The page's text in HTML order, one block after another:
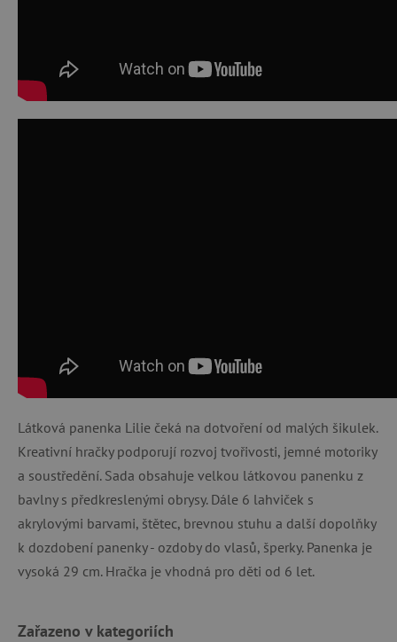
Látková panenka Lilie čeká na dotvoření od malých šikulek.
Kreativní hračky podporují rozvoj tvořivosti, jemné motoriky
a soustředění. Sada obsahuje velkou látkovou panenku z
bavlny s předkreslenými obrysy. Dále 6 lahviček s
akrylovými barvami, štětec, brevnou stuhu a další dopolňky
k dozdobení panenky - ozdoby do vlasů, šperky. Panenka je
vysoká 29 cm. Hračka je vhodná pro děti od 6 let.
Zařazeno v kategoriích